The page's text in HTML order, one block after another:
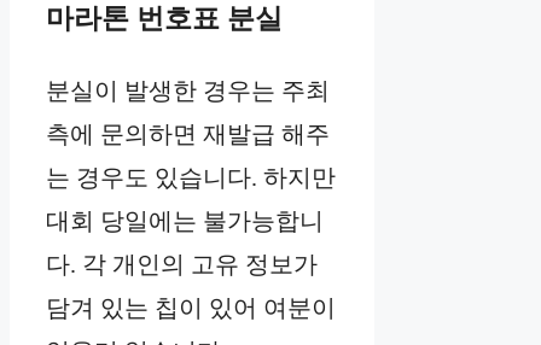
마라톤 번호표 분실
분실이 발생한 경우는 주최
측에 문의하면 재발급 해주
는 경우도 있습니다. 하지만
대회 당일에는 불가능합니
다. 각 개인의 고유 정보가
담겨 있는 칩이 있어 여분이